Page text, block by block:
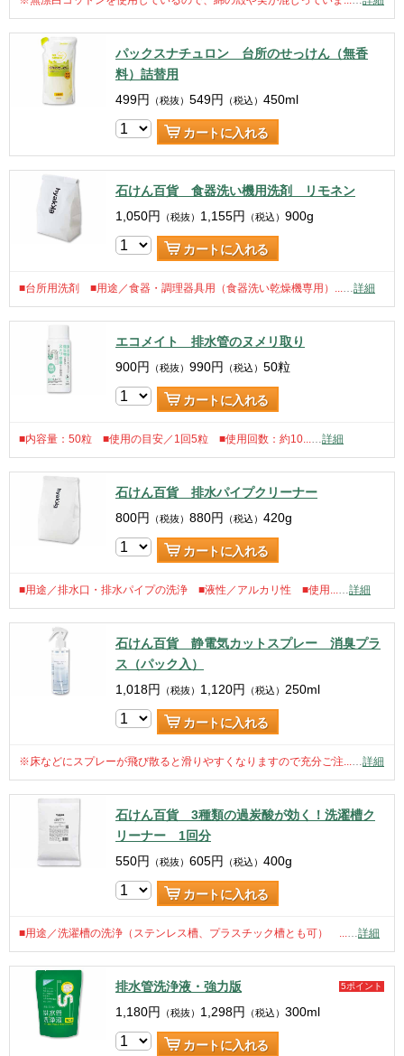
パックスナチュロン 台所のせっけん（無香
料）詰替用
499円 （税抜） 549円 （税込） 450ml
カートに入れる
石けん百貨 食器洗い機用洗剤 リモネン
1,050円 （税抜） 1,155円 （税込） 900g
カートに入れる
■台所用洗剤 ■用途／食器・調理器具用（食器洗い乾燥機専用）...…詳細
エコメイト 排水管のヌメリ取り
900円 （税抜） 990円 （税込） 50粒
カートに入れる
■内容量：50粒 ■使用の目安／1回5粒 ■使用回数：約10...…詳細
石けん百貨 排水パイプクリーナー
800円 （税抜） 880円 （税込） 420g
カートに入れる
■用途／排水口・排水パイプの洗浄 ■液性／アルカリ性 ■使用...…詳細
石けん百貨 静電気カットスプレー 消臭プラ
ス（パック入）
1,018円 （税抜） 1,120円 （税込） 250ml
カートに入れる
※床などにスプレーが飛び散ると滑りやすくなりますので充分ご注...…詳細
石けん百貨 3種類の過炭酸が効く！洗濯槽ク
リーナー 1回分
550円 （税抜） 605円 （税込） 400g
カートに入れる
■用途／洗濯槽の洗浄（ステンレス槽、プラスチック槽とも可） ...…詳細
排水管洗浄液・強力版 5ポイント
1,180円 （税抜） 1,298円 （税込） 300ml
カートに入れる